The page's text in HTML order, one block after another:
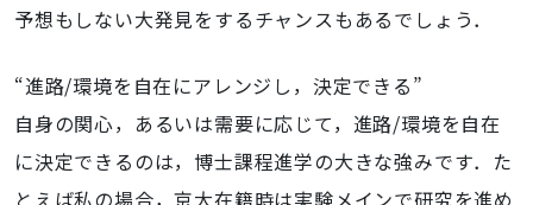
予想もしない大発見をするチャンスもあるでしょう．
“進路/環境を自在にアレンジし，決定できる”
自身の関心，あるいは需要に応じて，進路/環境を自在
に決定できるのは，博士課程進学の大きな強みです．た
とえば私の場合，京大在籍時は実験メインで研究を進め